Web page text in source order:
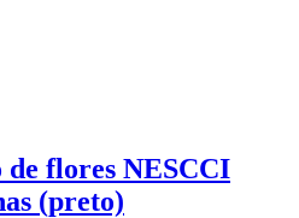
flores NESCCI
(preto)